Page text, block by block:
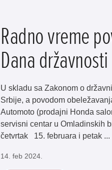
Radno vreme
Dana državnosti
U skladu sa Zakonom o
Srbije, a povodom
Automoto (prodajni Honda
servisni centar u Omladinskih
četvrtak 15. februara i petak ...
14. feb 2024.